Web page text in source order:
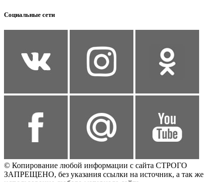
Социальные сети
© Копирование любой информации с сайта СТРОГО
ЗАПРЕЩЕНО, без указания ссылки на источник, а так же